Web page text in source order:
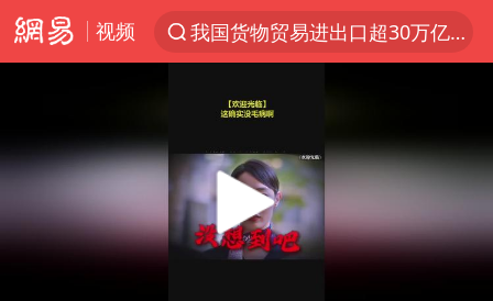
视频
我国货物贸易进出口超30万亿元
河南撤回“领导带薪错峰休假”通知
A股三大股指收涨